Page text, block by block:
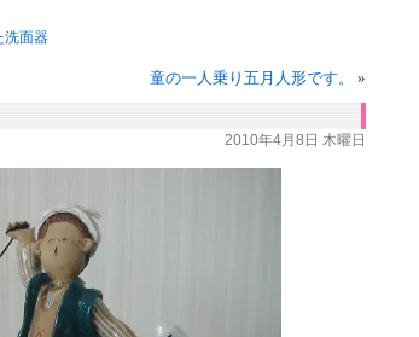
童の一人乗り五月人形です。 »
2010年4月8日 木曜日